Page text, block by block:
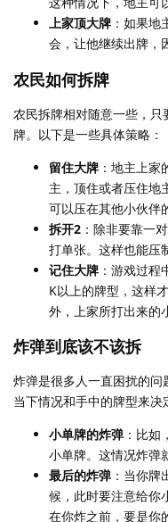
上家顶大牌 ：如果
会，让他继续出牌，
农民如何拆牌
农民拆牌相对随意一些，
牌。以下是一些具体策略：
留住大牌 ：地主上
主，顶住或者压住地
可以压在其他小伙伴
拆开2 ：除非要靠一
打单张。这样也能压
记住大牌 ：游戏过
K以上的牌型，这样
外，上家所打出来的
炸弹到底该不该拆
炸弹是很多人一直困扰的
当下情况和手中的牌型来决
小单牌的炸弹 ：比
小单牌。这情况炸弹
最后的炸弹 ：当你
候，此时要注意给你
在你炸之前，要是你